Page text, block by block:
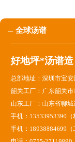
全球汤谱
好地坪*汤谱造
总部地址：深圳市宝
韶关工厂：广东韶关
山东工厂：山东省聊
手机：13533953390（
手机：18938884699（